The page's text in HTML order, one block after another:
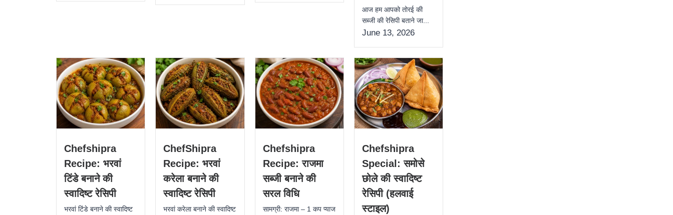
आज हम आपको तोरई की
सब्जी की रेसिपी बताने जा...
June 13, 2026
Chefshipra
Recipe: भरवां
टिंडे बनाने की
स्वादिष्ट रेसिपी
भरवां टिंडे बनाने की स्वादिष्ट
ChefShipra
Recipe: भरवां
करेला बनाने की
स्वादिष्ट रेसिपी
भरवां करेला बनाने की स्वादिष्ट
Chefshipra
Recipe: राजमा
सब्जी बनाने की
सरल विधि
सामग्री: राजमा – 1 कप प्याज
Chefshipra
Special: समोसे
छोले की स्वादिष्ट
रेसिपी (हलवाई
स्टाइल)